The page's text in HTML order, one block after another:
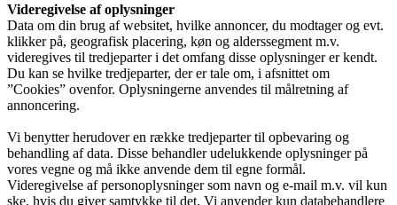
Videregivelse af oplysninger
Data om din brug af websitet, hvilke annoncer, du modtager og evt.
klikker på, geografisk placering, køn og alderssegment m.v.
videregives til tredjeparter i det omfang disse oplysninger er kendt.
Du kan se hvilke tredjeparter, der er tale om, i afsnittet om
”Cookies” ovenfor. Oplysningerne anvendes til målretning af
annoncering.
Vi benytter herudover en række tredjeparter til opbevaring og
behandling af data. Disse behandler udelukkende oplysninger på
vores vegne og må ikke anvende dem til egne formål.
Videregivelse af personoplysninger som navn og e-mail m.v. vil kun
ske, hvis du giver samtykke til det. Vi anvender kun databehandlere